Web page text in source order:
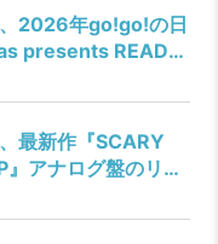
2026年go!go!の日
presents READY
vol.11』ゲストバン
えんぴつの出演が
ンが実現！
最新作『SCARY
』アナログ盤のリリ